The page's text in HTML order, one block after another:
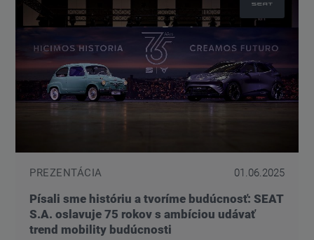
PREZENTÁCIA 01.06.2025
Písali sme históriu a tvoríme budúcnosť: SEAT
S.A. oslavuje 75 rokov s ambíciou udávať
trend mobility budúcnosti